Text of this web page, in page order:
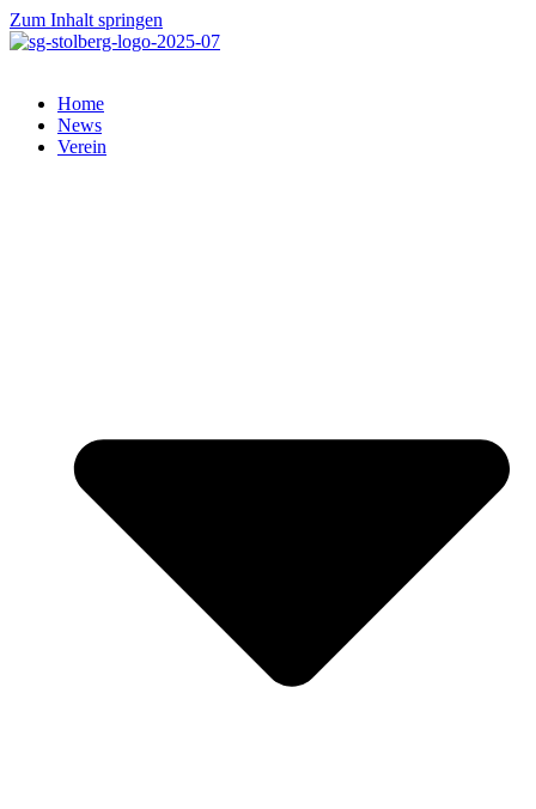
Zum Inhalt springen
Home
News
Verein